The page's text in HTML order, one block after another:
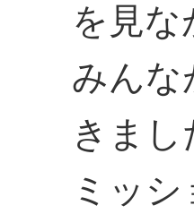
を見な
みんな
きまし
ミッ